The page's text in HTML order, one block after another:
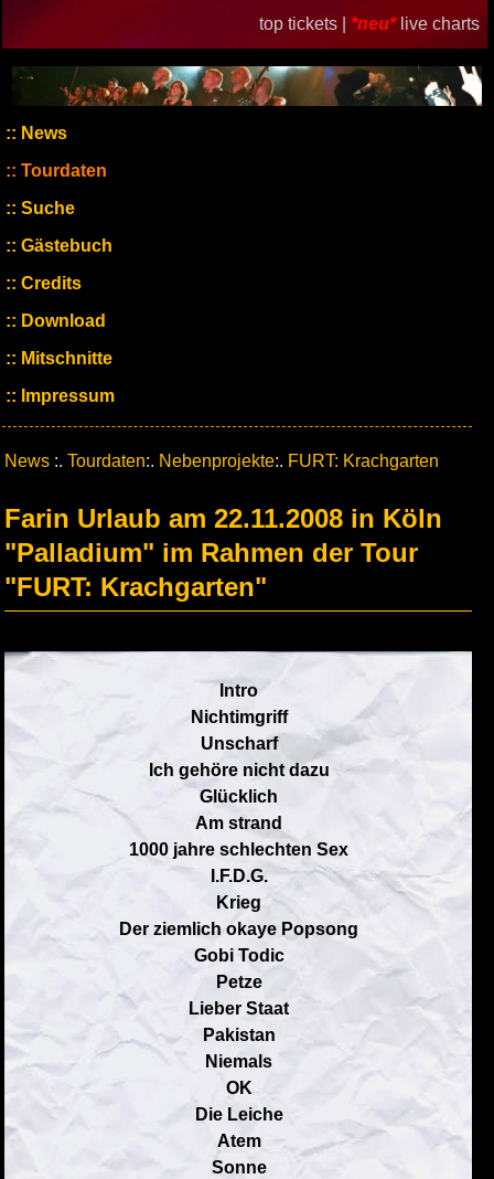
top tickets | *neu* live charts
News
Tourdaten
Suche
Gästebuch
Credits
Download
Mitschnitte
Impressum
News :. Tourdaten:. Nebenprojekte:. FURT: Krachgarten
Farin Urlaub am 22.11.2008 in Köln
"Palladium" im Rahmen der Tour
"FURT: Krachgarten"
Intro
Nichtimgriff
Unscharf
Ich gehöre nicht dazu
Glücklich
Am strand
1000 jahre schlechten Sex
I.F.D.G.
Krieg
Der ziemlich okaye Popsong
Gobi Todic
Petze
Lieber Staat
Pakistan
Niemals
OK
Die Leiche
Atem
Sonne